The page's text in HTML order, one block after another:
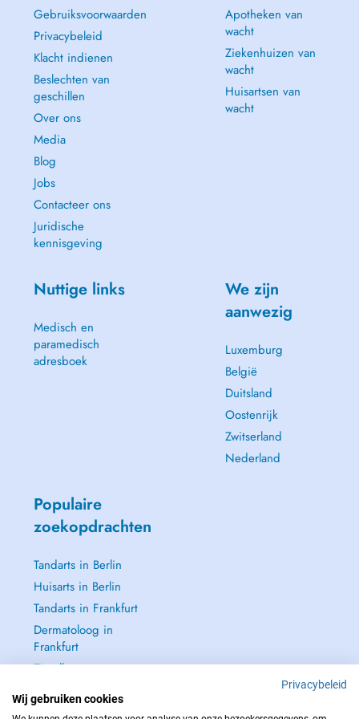
Gebruiksvoorwaarden
Privacybeleid
Klacht indienen
Beslechten van
geschillen
Over ons
Media
Blog
Jobs
Contacteer ons
Juridische
kennisgeving
Apotheken van
wacht
Ziekenhuizen van
wacht
Huisartsen van
wacht
Nuttige links
Medisch en
paramedisch
adresboek
We zijn
aanwezig
Luxemburg
België
Duitsland
Oostenrijk
Zwitserland
Nederland
Populaire
zoekopdrachten
Tandarts in Berlin
Huisarts in Berlin
Tandarts in Frankfurt
Dermatoloog in
Frankfurt
Zie alle →
Privacybeleid
Wij gebruiken cookies